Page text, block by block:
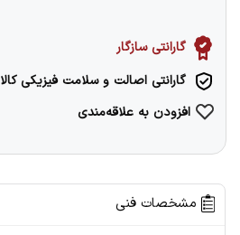
گارانتی سازگار
گارانتی اصالت و سلامت فیزیکی کالا
افزودن به علاقه‌مندی
مشخصات فنی